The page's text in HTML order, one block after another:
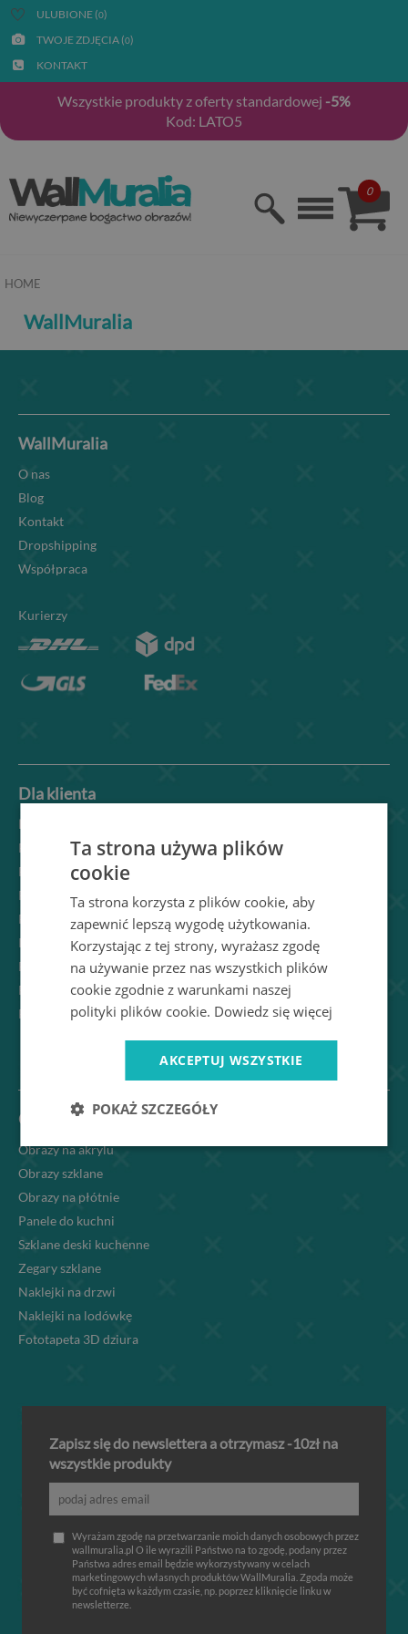
ULUBIONE (0)
TWOJE ZDJĘCIA (0)
KONTAKT
Wszystkie produkty z oferty standardowej -5%
Kod: LATO5
0
HOME
WallMuralia
WallMuralia
O nas
Blog
Kontakt
Dropshipping
Współpraca
Kurierzy
Dla klienta
Produkty na wymiar
Regulamin sklepu
Pytania i odpowiedzi
Płatność i dostawa
Reklamacje
Instrukcje montażu
Polityka prywatności
Prawo odstąpienia od umowy
Regulamin Promocji
Oferta
Obrazy na akrylu
Obrazy szklane
Obrazy na płótnie
Panele do kuchni
Szklane deski kuchenne
Zegary szklane
Naklejki na drzwi
Naklejki na lodówkę
Fototapeta 3D dziura
Zapisz się do newslettera a otrzymasz -10zł na
wszystkie produkty
Wyrażam zgodę na przetwarzanie moich danych osobowych przez
wallmuralia.pl O ile wyrazili Państwo na to zgodę, podany przez
Państwa adres email będzie wykorzystywany w celach
marketingowych własnych produktów WallMuralia. Zgoda może
być cofnięta w każdym czasie, np. poprzez kliknięcie linku w
newsletterze.
Ta strona używa plików
cookie
Ta strona korzysta z plików cookie, aby
zapewnić lepszą wygodę użytkowania.
Korzystając z tej strony, wyrażasz zgodę
na używanie przez nas wszystkich plików
cookie zgodnie z warunkami naszej
polityki plików cookie. Dowiedz się więcej
AKCEPTUJ WSZYSTKIE
POKAŻ SZCZEGÓŁY